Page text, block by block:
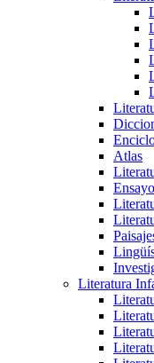
Atlas
Literatura